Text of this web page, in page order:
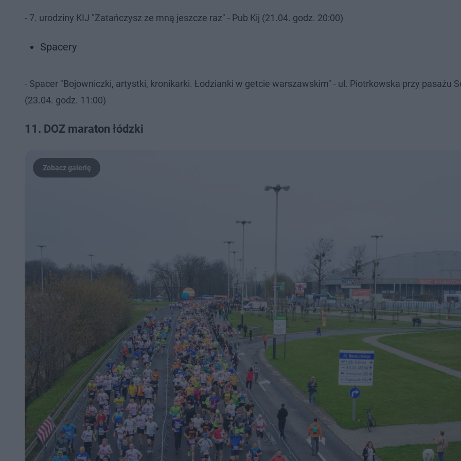
- 7. urodziny KIJ "Zatańczysz ze mną jeszcze raz" - Pub Kij (21.04. godz. 20:00)
Spacery
- Spacer "Bojowniczki, artystki, kronikarki. Łodzianki w getcie warszawskim" - ul. Piotrkowska przy pasażu
(23.04. godz. 11:00)
11. DOZ maraton łódzki